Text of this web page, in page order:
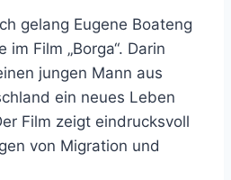
gelang Eugene Boateng
Film „Borga“. Darin
jungen Mann aus
ein neues Leben
Film zeigt eindrucksvoll
von Migration und